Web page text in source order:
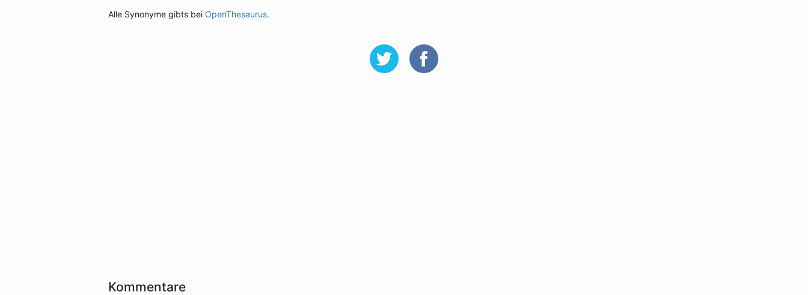
Alle Synonyme gibts bei OpenThesaurus.
Kommentare